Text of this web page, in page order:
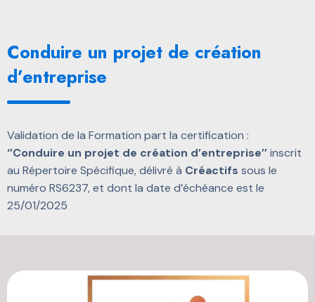
Conduire un projet de création
d’entreprise
Validation de la Formation part la certification :
‘’Conduire un projet de création d’entreprise’’inscrit
au Répertoire Spécifique, délivré à Créactifs sous le
numéro RS6237, et dont la date d’échéance est le
25/01/2025